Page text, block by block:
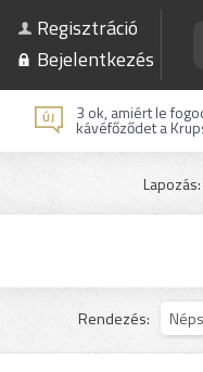
Regisztráció
Bejelentkezés
3 ok, amiért le
kávéfőződet a
Lapozás:
Rendezés: